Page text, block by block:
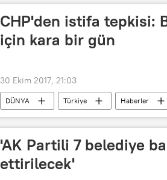
CHP'den istifa tepkisi:
için kara bir gün
30 Ekim 2017, 21:03
DÜNYA Türkiye Haberler
Ahmet Edip Uğur
Recep Tayyip Erdoğan
'AK Partili 7 belediye
ettirilecek'